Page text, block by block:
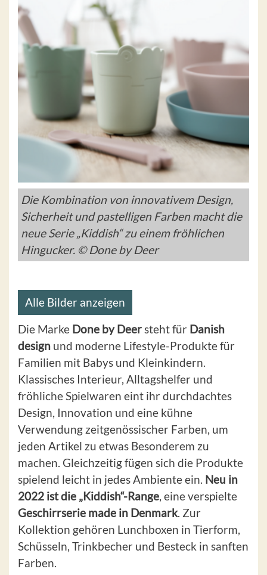
Die Kombination von innovativem Design,
Sicherheit und pastelligen Farben macht die
neue Serie „Kiddish“ zu einem fröhlichen
Hingucker. © Done by Deer
Alle Bilder anzeigen
Die Marke Done by Deersteht für Danish
design und moderne Lifestyle-Produkte für
Familien mit Babys und Kleinkindern.
Klassisches Interieur, Alltagshelfer und
fröhliche Spielwaren eint ihr durchdachtes
Design, Innovation und eine kühne
Verwendung zeitgenössischer Farben, um
jeden Artikel zu etwas Besonderem zu
machen. Gleichzeitig fügen sich die Produkte
spielend leicht in jedes Ambiente ein. Neu in
2022 ist die „Kiddish“-Range, eine verspielte
Geschirrserie made in Denmark. Zur
Kollektion gehören Lunchboxen in Tierform,
Schüsseln, Trinkbecher und Besteck in sanften
Farben.